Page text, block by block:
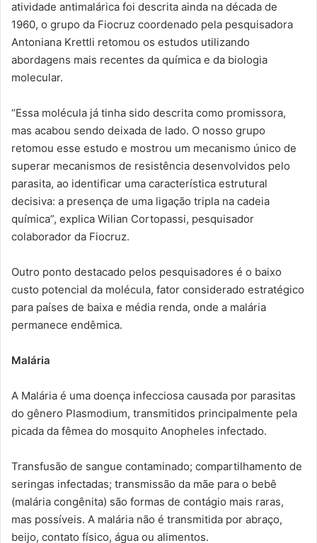
atividade antimalárica foi descrita ainda na década de
1960, o grupo da Fiocruz coordenado pela pesquisadora
Antoniana Krettli retomou os estudos utilizando
abordagens mais recentes da química e da biologia
molecular.
“Essa molécula já tinha sido descrita como promissora,
mas acabou sendo deixada de lado. O nosso grupo
retomou esse estudo e mostrou um mecanismo único de
superar mecanismos de resistência desenvolvidos pelo
parasita, ao identificar uma característica estrutural
decisiva: a presença de uma ligação tripla na cadeia
química”, explica Wilian Cortopassi, pesquisador
colaborador da Fiocruz.
Outro ponto destacado pelos pesquisadores é o baixo
custo potencial da molécula, fator considerado estratégico
para países de baixa e média renda, onde a malária
permanece endêmica.
Malária
A Malária é uma doença infecciosa causada por parasitas
do gênero Plasmodium, transmitidos principalmente pela
picada da fêmea do mosquito Anopheles infectado.
Transfusão de sangue contaminado; compartilhamento de
seringas infectadas; transmissão da mãe para o bebê
(malária congênita) são formas de contágio mais raras,
mas possíveis. A malária não é transmitida por abraço,
beijo, contato físico, água ou alimentos.